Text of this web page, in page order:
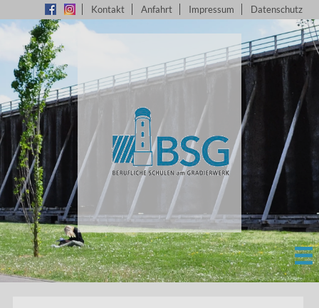
Kontakt Anfahrt Impressum Datenschutz